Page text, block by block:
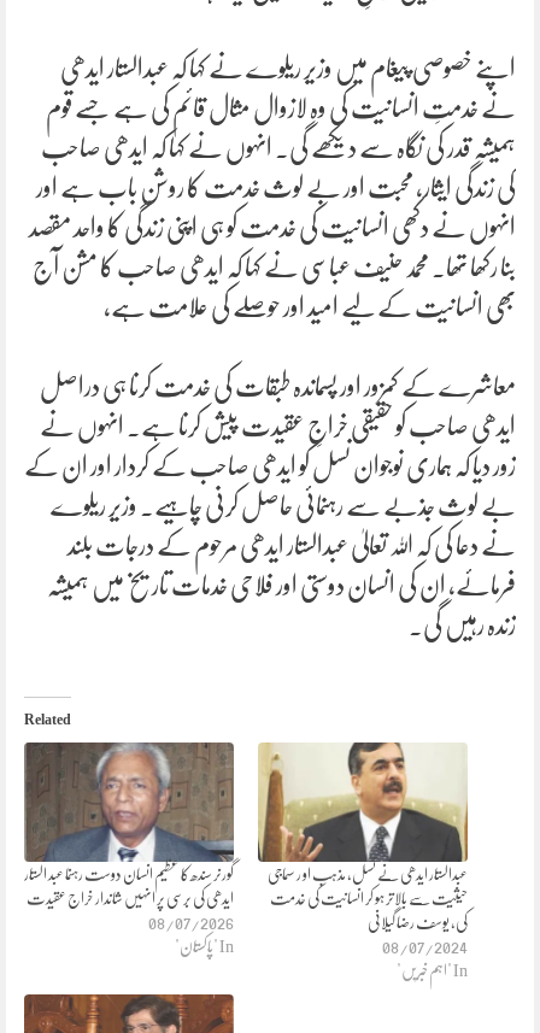
اپنے خصوصی پیغام میں وزیر ریلوے نے کہا کہ عبدالستار ایدھی
نے خدمتِ انسانیت کی وہ لازوال مثال قائم کی ہے جسے قوم
ہمیشہ قدر کی نگاہ سے دیکھے گی۔ انہوں نے کہا کہ ایدھی صاحب
کی زندگی ایثار، محبت اور بے لوث خدمت کا روشن باب ہے اور
انہوں نے دکھی انسانیت کی خدمت کو ہی اپنی زندگی کا واحد مقصد
بنا رکھا تھا۔ محمد حنیف عباسی نے کہا کہ ایدھی صاحب کا مشن آج
بھی انسانیت کے لیے امید اور حوصلے کی علامت ہے،
معاشرے کے کمزور اور پسماندہ طبقات کی خدمت کرنا ہی دراصل
ایدھی صاحب کو حقیقی خراجِ عقیدت پیش کرنا ہے۔ انہوں نے
زور دیا کہ ہماری نوجوان نسل کو ایدھی صاحب کے کردار اور ان کے
بے لوث جذبے سے رہنمائی حاصل کرنی چاہیے۔ وزیر ریلوے
نے دعا کی کہ اللہ تعالیٰ عبدالستار ایدھی مرحوم کے درجات بلند
فرمائے، ان کی انسان دوستی اور فلاحی خدمات تاریخ میں ہمیشہ
زندہ رہیں گی۔
Related
گورنر سندھ کا عظیم انسان دوست رہنما عبد الستار
ایدھی کی برسی پر انہیں شاندار خراج عقیدت
08/07/2026
In "پاکستان"
عبدالستار ایدھی نے نسل، مذہب او ر سماجی
حیثیت سے بالاتر ہو کر انسانیت کی خدمت
کی، یوسف رضا گیلانی
08/07/2024
In "اہم خبریں"